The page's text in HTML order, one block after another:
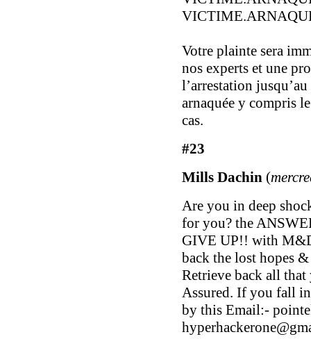
Votre plainte sera
nos experts et une
l’arrestation
arnaquée y compris
cas.
#23
Mills Dachin (
Are you in deep
for you? the
GIVE UP!! with
back the lost hopes
Retrieve back all
Assured. If you fall in
by this Email:-